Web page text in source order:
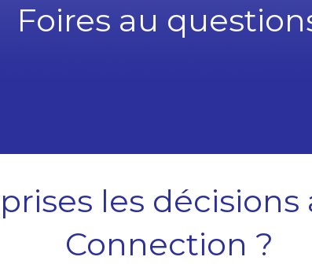
Foires au
les décisions
Connection ?